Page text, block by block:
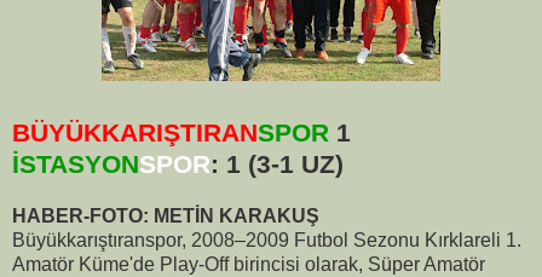
BÜYÜKKARIŞTIRANSPOR 1
İSTASYONSPOR: 1 (3-1 UZ)
HABER-FOTO: METİN KARAKUŞ
Büyükkarıştıranspor, 2008–2009 Futbol Sezonu Kırklareli 1.
Amatör Küme'de Play-Off birincisi olarak, Süper Amatör